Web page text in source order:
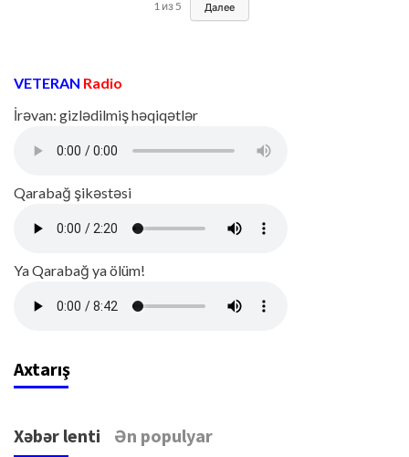
1 из5 Далее
VETERAN Radio
İrəvan: gizlədilmiş həqiqətlər
Qarabağ şikəstəsi
Ya Qarabağ ya ölüm!
Axtarış
Xəbər lenti Ən populyar